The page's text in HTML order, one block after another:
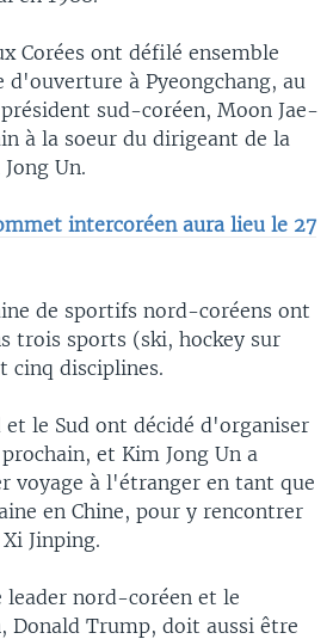
Corées ont défilé ensemble
d'ouverture à Pyeongchang, au
sud-coréen, Moon Jae-
à la soeur du dirigeant de la
Un.
intercoréen aura lieu le 27
de sportifs nord-coréens ont
trois sports (ski, hockey sur
cinq disciplines.
le Sud ont décidé d'organiser
et Kim Jong Un a
voyage à l'étranger en tant que
en Chine, pour y rencontrer
Jinping.
nord-coréen et le
Donald Trump, doit aussi être